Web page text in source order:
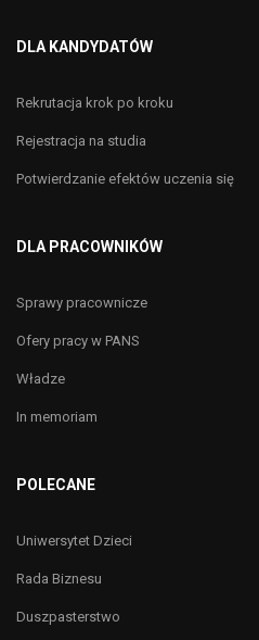
DLA KANDYDATÓW
Rekrutacja krok po kroku
Rejestracja na studia
Potwierdzanie efektów uczenia się
DLA PRACOWNIKÓW
Sprawy pracownicze
Ofery pracy w PANS
Władze
In memoriam
POLECANE
Uniwersytet Dzieci
Rada Biznesu
Duszpasterstwo